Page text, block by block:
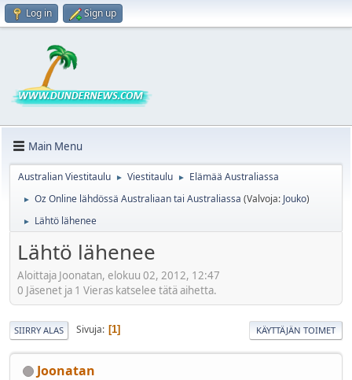
Log in Sign up
Main Menu
Australian Viestitaulu ► Viestitaulu ► Elämää Australiassa
► Oz Online lähdössä Australiaan tai Australiassa (Valvoja: Jouko)
► Lähtö lähenee
Lähtö lähenee
Aloittaja Joonatan, elokuu 02, 2012, 12:47
0 Jäsenet ja 1 Vieras katselee tätä aihetta.
SIIRRY ALAS Sivuja 1 KÄYTTÄJÄN TOIMET
Joonatan